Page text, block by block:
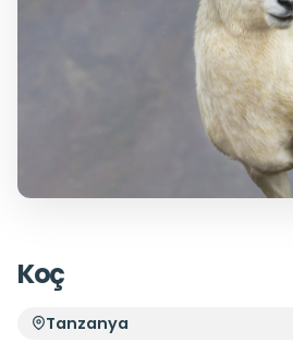
Koç
Tanzanya